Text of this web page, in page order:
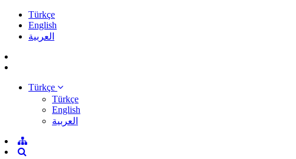
Türkçe
English
العربية
Türkçe
Türkçe
English
العربية